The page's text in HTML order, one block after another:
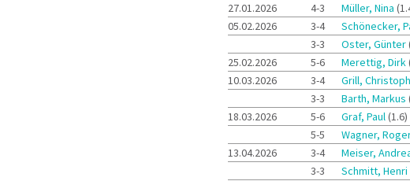
27.01.2026
4-3 Müller, Nina
05.02.2026
3-4 Schönecker,
3-3
Oster, Günter
25.02.2026
5-6 Merettig, Dirk
10.03.2026
3-4 Grill, Christoph
3-3
Barth, Markus
18.03.2026
5-6 Graf, Paul(1.6)
5-5
Wagner,
13.04.2026
3-4 Meiser,
3-3
Schmitt, Henri